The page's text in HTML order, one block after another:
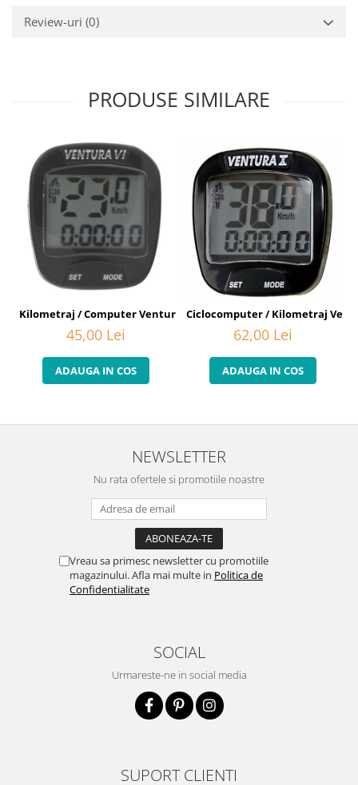
Review-uri (0)
PRODUSE SIMILARE
Kilometraj / Computer Ventura X, 6 functii, cu fir, negru
45,00 Lei
ADAUGA IN COS
Ciclocomputer / Kilometraj
62,00 Lei
ADAUGA IN COS
NEWSLETTER
Nu rata ofertele si promotiile noastre
Vreau sa primesc newsletter cu promotiile
magazinului. Afla mai multe in Politica de
Confidentialitate
SOCIAL
Urmareste-ne in social media
SUPORT CLIENTI